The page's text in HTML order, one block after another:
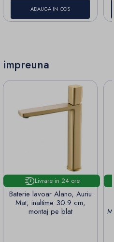
ADAUGA IN COS
Livrare in 24 ore
Baterie lavoar Alano, Auriu
Mat, inaltime 30.9 cm,
montaj pe blat